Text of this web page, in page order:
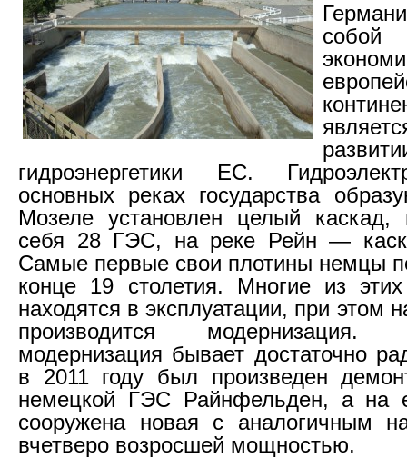
гидроэнергетики ЕС.
основных реках государства
Мозеле установлен целый
себя 28 ГЭС, на реке Рейн —
Самые первые свои плотины немцы
конце 19 столетия. Многие из
находятся в эксплуатации, при этом
производится
модернизация бывает достаточно
в 2011 году был произведен
немецкой ГЭС Райнфельден, а на
сооружена новая с аналогичным
вчетверо возросшей мощностью.